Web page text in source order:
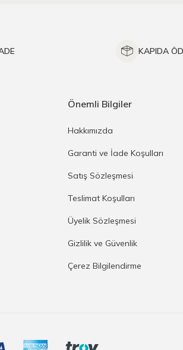
KAPIDA
Önemli Bilgiler
Hakkımızda
Garanti ve İade Koşulları
Satış Sözleşmesi
Teslimat Koşulları
Üyelik Sözleşmesi
Gizlilik ve Güvenlik
Çerez Bilgilendirme